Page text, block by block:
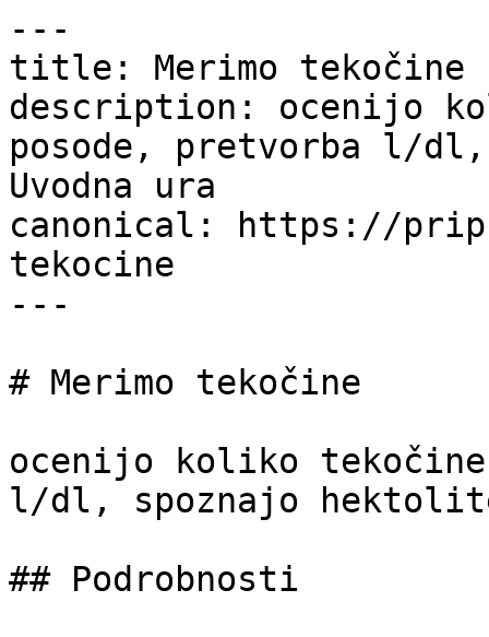
---
title: Merimo tekočine
description: ocenijo
posode, pretvorba l/
Uvodna ura
canonical: https://
tekocine
---
# Merimo tekočine
ocenijo koliko
l/dl, spoznajo
## Podrobnosti